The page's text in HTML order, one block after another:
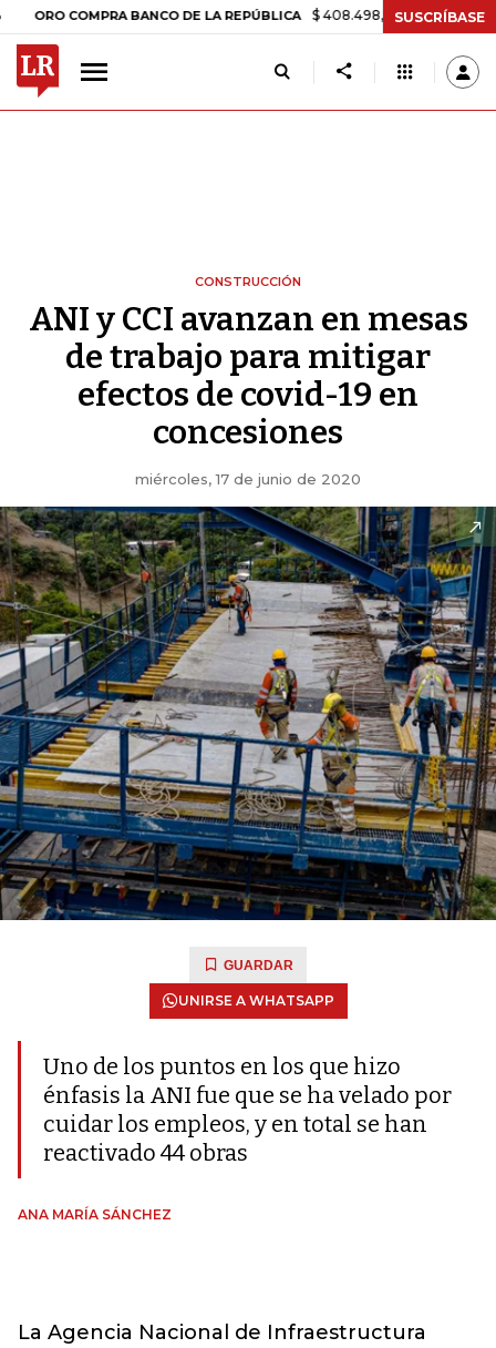
COMPRA BANCO DE LA REPÚBLICA $ 408.498,97 +$ 8.753,81 +2,19%
SUSCRÍBASE
CONSTRUCCIÓN
ANI y CCI avanzan en mesas
de trabajo para mitigar
efectos de covid-19 en
concesiones
miércoles, 17 de junio de 2020
GUARDAR
UNIRSE A WHATSAPP
Uno de los puntos en los que hizo
énfasis la ANI fue que se ha velado por
cuidar los empleos, y en total se han
reactivado 44 obras
ANA MARÍA SÁNCHEZ
La Agencia Nacional de Infraestructura